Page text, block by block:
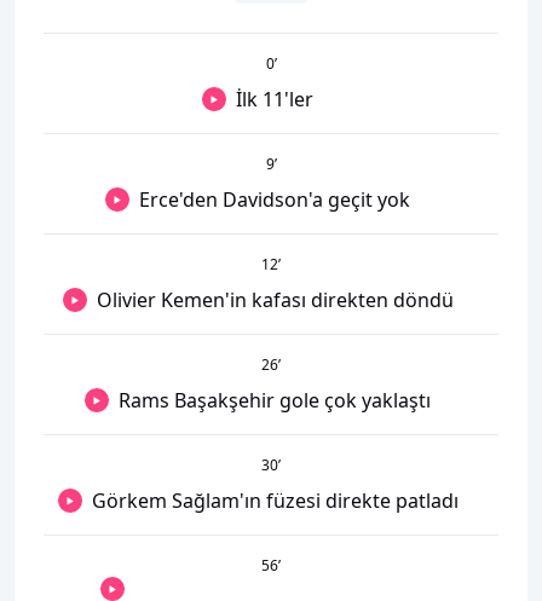
0’
İlk 11'ler
9’
Erce'den Davidson'a geçit yok
12’
Olivier Kemen'in kafası direkten döndü
26’
Rams Başakşehir gole çok yaklaştı
30’
Görkem Sağlam'ın füzesi direkte patladı
56’